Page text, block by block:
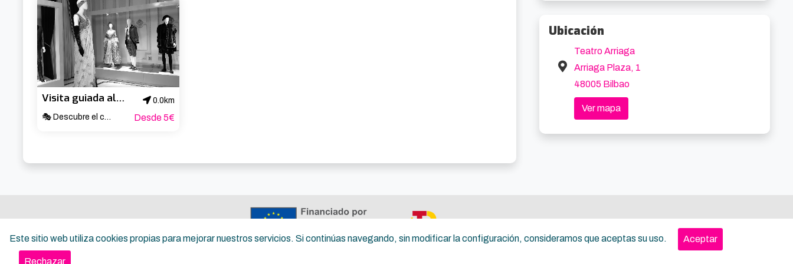
Este sitio web utiliza cookies propias para mejorar nuestros servicios. Si continúas navegando, sin modificar la configuración, consideramos que aceptas su uso. Aceptar
Rechazar
🎟️ Un musical con coreografía, hits reconocibles y paternidades dudosas. 🎤
Visita guiada al Teatro Arriaga
0.0km
🎭 Descubre el corazón cultural de Bilbao ✨
Desde 5€
Ubicación
Teatro Arriaga
Arriaga Plaza, 1
48005 Bilbao
Ver mapa